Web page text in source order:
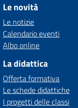
Le novità
Le notizie
Calendario eventi
Albo online
La didattica
Offerta formativa
Le schede didattiche
I progetti delle classi